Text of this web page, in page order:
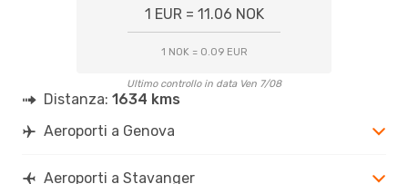
1 EUR = 11.06 NOK
1 NOK = 0.09 EUR
Ultimo controllo in data Ven 7/08
Distanza: 1634 kms
Aeroporti a Genova
Aeroporti a Stavanger